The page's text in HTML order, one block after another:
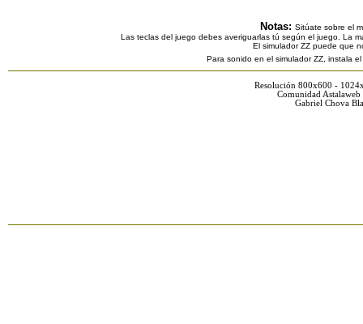
Notas: Sitúate sobre el
Las teclas del juego debes averiguarlas tú según el juego. La
El simulador ZZ puede que
Para sonido en el simulador ZZ, instala
Resolución 800x600 -
Comunidad
Gabriel Chova